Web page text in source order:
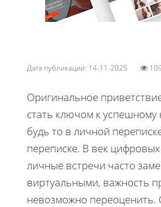
Дата публикации: 14-11-2025
Оригинальное
стать ключом к
будь то в личной
переписке. В век цифровых
личные встречи часто
виртуальными, важность
невозможно переоценить.